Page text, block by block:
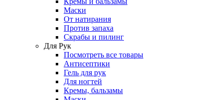
Маски
От натирания
Против запаха
Скрабы и пилинг
Для Рук
Посмотреть все товары
Антисептики
Гель для рук
Для ногтей
Кремы, бальзамы